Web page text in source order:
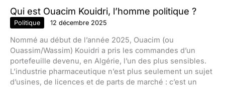
Qui est Ouacim Kouidri, l’homme politique ?
Politique 12 décembre 2025
Nommé au début de l’année 2025, Ouacim (ou
Ouassim/Wassim) Kouidri a pris les commandes d’un
portefeuille devenu, en Algérie, l’un des plus sensibles.
L’industrie pharmaceutique n’est plus seulement un sujet
d’usines, de licences et de parts de marché : c’est un